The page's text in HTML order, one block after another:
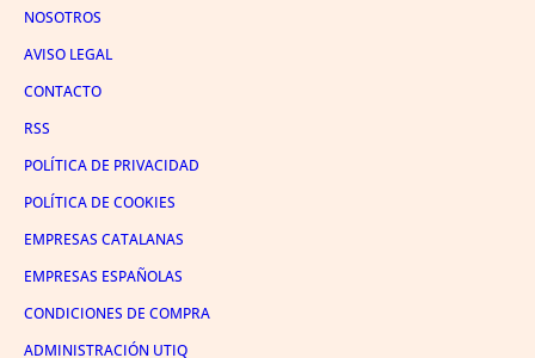
NOSOTROS
AVISO LEGAL
CONTACTO
RSS
POLÍTICA DE PRIVACIDAD
POLÍTICA DE COOKIES
EMPRESAS CATALANAS
EMPRESAS ESPAÑOLAS
CONDICIONES DE COMPRA
ADMINISTRACIÓN UTIQ